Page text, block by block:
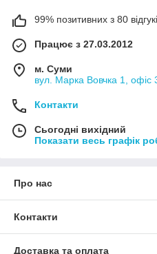
99% позитивних з 80
Працює з 27.03.2012
м. Суми
вул. Марка Вовчка 1, офіс
Контакти
Сьогодні вихідний
Показати весь графік
Про нас
Контакти
Доставка та оплата